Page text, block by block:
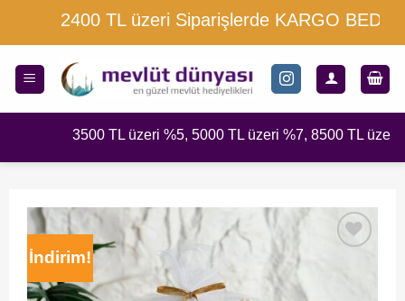
2400 TL üzeri Siparişlerde KARGO BEDAVA
3500 TL üzeri %5, 5000 TL üzeri %7, 8500 TL üzeri
İndirim!